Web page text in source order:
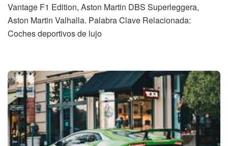
Vantage F1 Edition, Aston Martin DBS Superleggera,
Aston Martin Valhalla. Palabra Clave Relacionada:
Coches deportivos de lujo